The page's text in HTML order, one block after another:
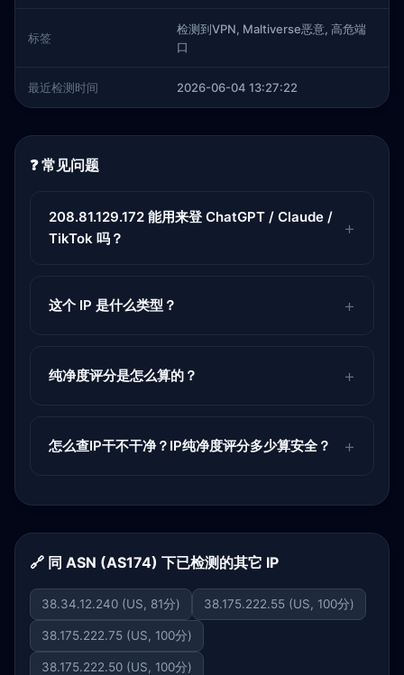
标签
检测到VPN, Maltiverse恶意, 高危端
口
最近检测时间 2026-06-04 13:27:22
❓ 常见问题
208.81.129.172 能用来登 ChatGPT / Claude /
TikTok 吗？
这个 IP 是什么类型？
纯净度评分是怎么算的？
怎么查IP干不干净？IP纯净度评分多少算安全？
🔗 同 ASN (AS174) 下已检测的其它 IP
38.34.12.240 (US, 81分) 38.175.222.55 (US, 100分)
38.175.222.75 (US, 100分)
38.175.222.50 (US, 100分)